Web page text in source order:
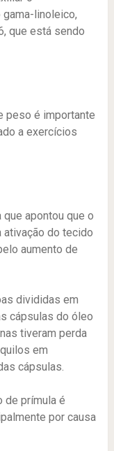
linoleico,
que está sendo
peso é importante
a exercícios
apontou que o
ativação do tecido
aumento de
divididas em
cápsulas do óleo
tiveram perda
em
cápsulas.
de prímula é
por causa